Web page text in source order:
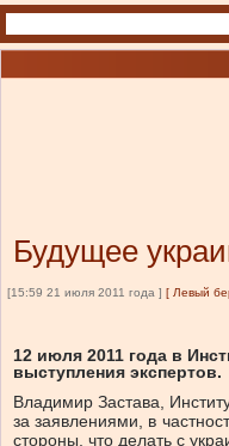
Будущее
[15:59 21 июля 2011 года ] [ Левый
12 июля 2011 года в
выступления экспертов.
Владимир Застава,
за заявлениями, в
стороны, что делать с